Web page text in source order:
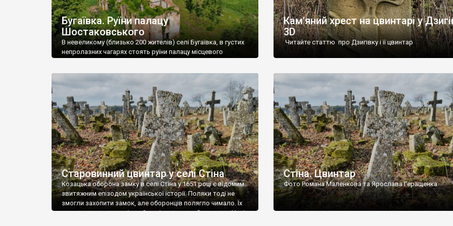
Бугаївка. Руїни палацу
Шостаковського
В невеликому (близько 200 жителів) селі Бугаївка, в густих
непролазних чагарях стоять руїни палацу місцевого
потім клуб, ще пізніше – гуртожиток. У 60-х роках минулого
століття тут розмістили туберкульозну лікарню. Коли із
палацу виїхала лікарня – ми точно не […]
Кам’яний хрест на цвинтарі у
3D
Читайте статтю про Дзигівку і її цвинтар
Старовинний цвинтар у селі Стіна
Козацька оборона замку в селі Стіна у 1651 році є відомим
звитяжним епізодом української історії. Поляки тоді не
змогли захопити замок, але оборонців полягло чимало. Їх
поховали на цвинтарі, який тоді називався Замковим. Нині
Стіна. Цвинтар
Фото Романа Маленкова та Ярослава Геращенка